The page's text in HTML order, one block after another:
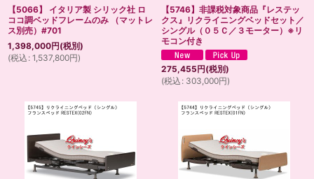
【5066】 イタリア製 シリック社 ロ
ココ調ベッドフレームのみ （マットレ
ス別売）#701
1,398,000円(税別)
(税込 : 1,537,800円)
【5746】非課税対象商品『レステッ
クス』リクライニングベッドセット／
シングル（０５Ｃ／３モーター）※リ
モコン付き
275,455円(税別)
(税込 : 303,000円)